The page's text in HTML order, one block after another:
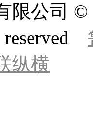
限公司
reserved
纵横